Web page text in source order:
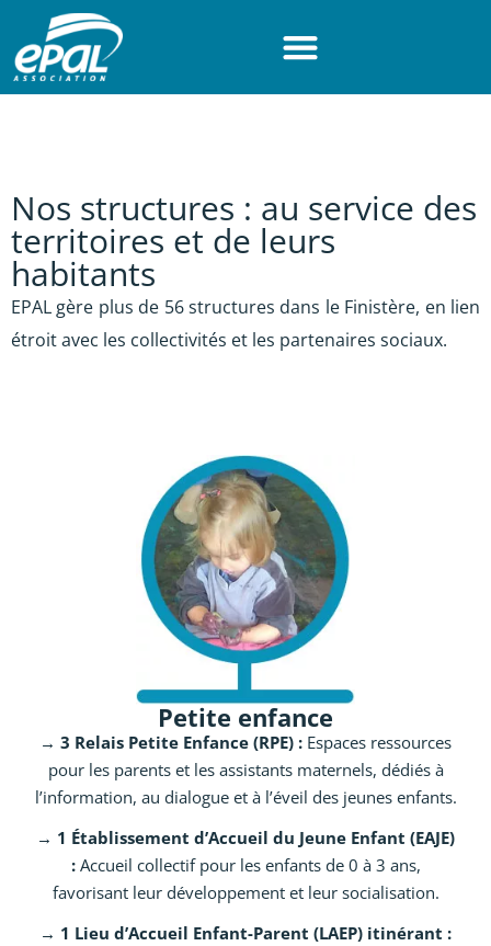
Accéder au contenu
Accéder au pied de page
Nos structures : au service des
territoires et de leurs
habitants
EPAL gère plus de 56 structures dans le Finistère, en lien
étroit avec les collectivités et les partenaires sociaux.
Petite enfance
→ 3 Relais Petite Enfance (RPE) : Espaces ressources
pour les parents et les assistants maternels, dédiés à
l’information, au dialogue et à l’éveil des jeunes enfants.
→ 1 Établissement d’Accueil du Jeune Enfant (EAJE)
:Accueil collectif pour les enfants de 0 à 3 ans,
favorisant leur développement et leur socialisation.
→ 1 Lieu d’Accueil Enfant-Parent (LAEP) itinérant :
Panneau de gestion des cookies